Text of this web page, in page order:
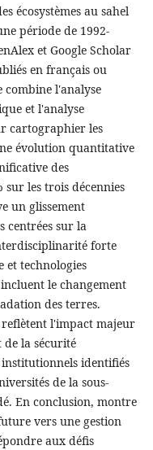
écosystèmes au sahel
période de 1992-
et Google Scholar
en français ou
combine l'analyse
et l'analyse
cartographier les
évolution quantitative
des
sur les trois décennies
un glissement
centrées sur la
forte
et technologies
le changement
des terres.
reflètent l'impact majeur
de la sécurité
identifiés
de la sous-
En conclusion, montre
vers une gestion
aux défis